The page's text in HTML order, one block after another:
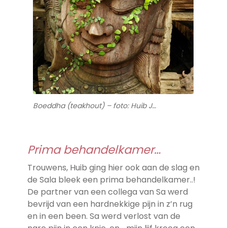
Boeddha (teakhout) – foto: Huib J…
Prima behandelkamer…
Trouwens, Huib ging hier ook aan de slag en
de Sala bleek een prima behandelkamer..!
De partner van een collega van Sa werd
bevrijd van een hardnekkige pijn in z’n rug
en in een been. Sa werd verlost van de